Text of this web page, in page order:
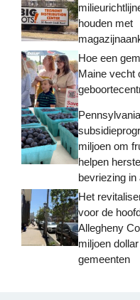
houden met
Hoe een
Maine vecht
miljoen om
helpen
bevriezing in
Het
voor de
Allegheny
miljoen
gemeenten